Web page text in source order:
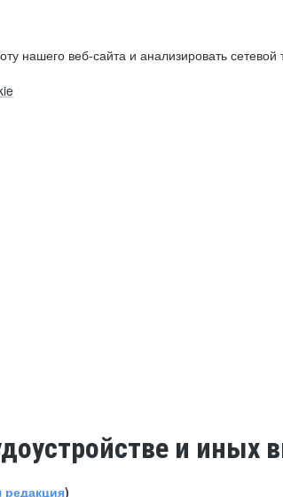
нашего веб-сайта и анализировать сетевой
и иных
редакция)